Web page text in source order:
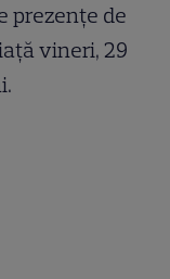
prezențe de
vineri, 29